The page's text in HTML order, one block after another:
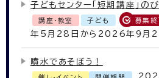
子どもセンター「短期講座」の
講座・教室 子ども 募集終
年5月28日から2026年9月
噴水であそぼう！